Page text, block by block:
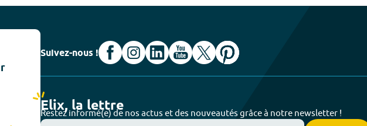
Suivez-nous !
Elix, la lettre
Restez informé(e) de nos actus et des nouveautés grâce à notre newsletter !